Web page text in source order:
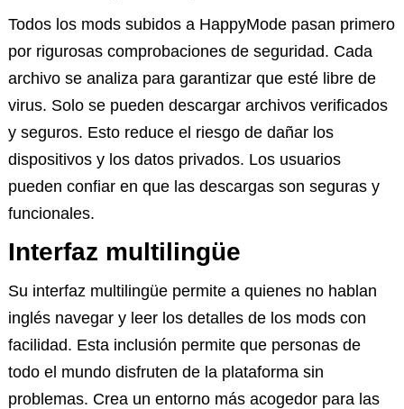
Todos los mods subidos a HappyMode pasan primero
por rigurosas comprobaciones de seguridad. Cada
archivo se analiza para garantizar que esté libre de
virus. Solo se pueden descargar archivos verificados
y seguros. Esto reduce el riesgo de dañar los
dispositivos y los datos privados. Los usuarios
pueden confiar en que las descargas son seguras y
funcionales.
Interfaz multilingüe
Su interfaz multilingüe permite a quienes no hablan
inglés navegar y leer los detalles de los mods con
facilidad. Esta inclusión permite que personas de
todo el mundo disfruten de la plataforma sin
problemas. Crea un entorno más acogedor para las